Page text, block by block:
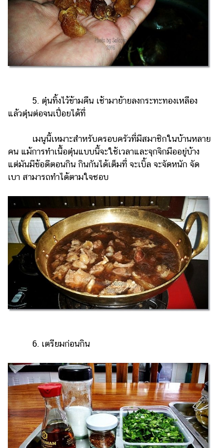
5. ตุ๋นทิ้งไว้ข้ามคืน เช้ามาย้ายลงกระทะทองเหลือง
แล้วตุ๋นต่อจนเปื่อยได้ที่
เมนูนี้เหมาะสำหรับครอบครัวที่มีสมาชิกในบ้านหลาย
คน แม้การทำเนื้อตุ๋นแบบนี้จะใช้เวลาและจุกจิกมืออยู่บ้าง
แต่มันมีข้อดีตอนกิน กินกันได้เต็มที่ จะเบิ้ล จะจัดหนัก จัด
เบา สามารถทำได้ตามใจชอบ
6. เตรียมก่อนกิน